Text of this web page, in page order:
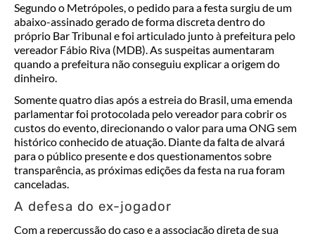
Segundo o Metrópoles, o pedido para a festa surgiu de um
abaixo-assinado gerado de forma discreta dentro do
próprio Bar Tribunal e foi articulado junto à prefeitura pelo
vereador Fábio Riva (MDB). As suspeitas aumentaram
quando a prefeitura não conseguiu explicar a origem do
dinheiro.
Somente quatro dias após a estreia do Brasil, uma emenda
parlamentar foi protocolada pelo vereador para cobrir os
custos do evento, direcionando o valor para uma ONG sem
histórico conhecido de atuação. Diante da falta de alvará
para o público presente e dos questionamentos sobre
transparência, as próximas edições da festa na rua foram
canceladas.
A defesa do ex-jogador
Com a repercussão do caso e a associação direta de sua